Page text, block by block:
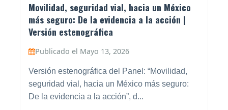
Movilidad, seguridad vial, hacia un México
más seguro: De la evidencia a la acción |
Versión estenográfica
Publicado el Mayo 13, 2026
Versión estenográfica del Panel: “Movilidad,
seguridad vial, hacia un México más seguro:
De la evidencia a la acción”, d...